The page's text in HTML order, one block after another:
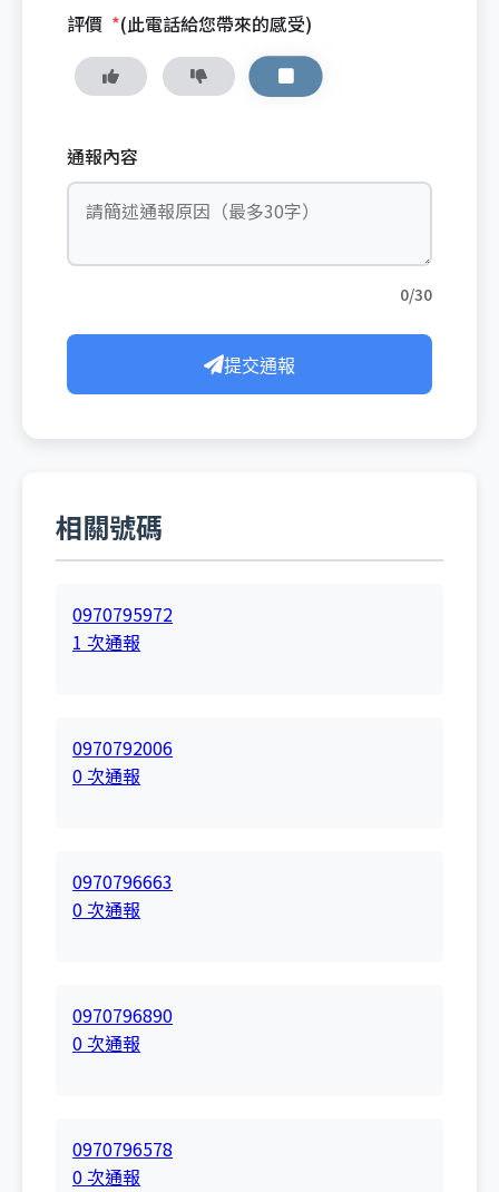
評價 *(此電話給您帶來的感受)
通報內容
0/30
提交通報
相關號碼
0970795972
1 次通報
0970792006
0 次通報
0970796663
0 次通報
0970796890
0 次通報
0970796578
0 次通報